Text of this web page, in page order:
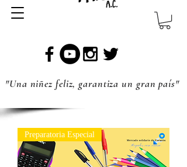
"Una niñez feliz, garantiza un gran país"
Preparatoria Especial